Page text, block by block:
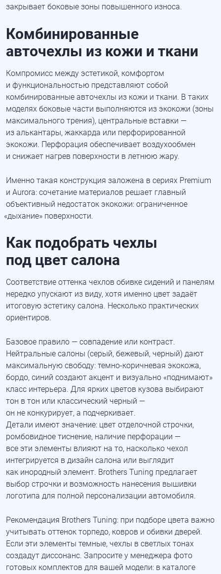
закрывает боковые зоны повышенного износа.
Комбинированные
авточехлы из кожи и ткани
Компромисс между эстетикой, комфортом
и функциональностью представляют собой
комбинированные авточехлы из кожи и ткани. В таких
моделях боковые части выполняются из экокожи (зоны
максимального трения), центральные вставки —
из алькантары, жаккарда или перфорированной
экокожи. Перфорация обеспечивает воздухообмен
и снижает нагрев поверхности в летнюю жару.
Именно такая конструкция заложена в сериях Premium
и Aurora: сочетание материалов решает главный
объективный недостаток экокожи: ограниченное
«дыхание» поверхности.
Как подобрать чехлы
под цвет салона
Соответствие оттенка чехлов обивке сидений и панелям
нередко упускают из виду, хотя именно цвет задаёт
итоговую эстетику салона. Несколько практических
ориентиров.
Базовое правило — совпадение или контраст.
Нейтральные салоны (серый, бежевый, черный) дают
максимальную свободу:темно-коричневая экокожа,
бордо, синий создают акцент и визуально «поднимают»
класс интерьера. Для ярких цветов кузова выбирают
тон в тон или классический черный —
он не конкурирует, а подчеркивает.
Детали имеют значение: цвет отделочной строчки,
ромбовидное тиснение, наличие перфорации —
все эти элементы влияют на то, насколько чехол
интегрируется в дизайн салона или выглядит
как инородный элемент. Brothers Tuning предлагает
выбор строчки и возможность нанесения вышивки
логотипа для полной персонализации автомобиля.
Рекомендация Brothers Tuning: при подборе цвета важно
учитывать оттенок торпедо, ковров и обивки дверей.
Если эти элементы темные, чехлы в светлых тонах
создадут диссонанс. Запросите у менеджера фото
готовых комплектов для вашей модели: в каталоге